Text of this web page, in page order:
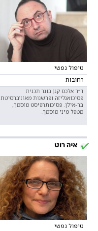
טיפול נפשי
רחובות
ד״ר אלכס קגן בוגר תכנית
פסיכואנליזה ופרשנות מאוניברסיטת
בר-אילן. פסיכותרפיסט מוסמך,
מטפל מיני מוסמך.
איה רוט
טיפול נפשי